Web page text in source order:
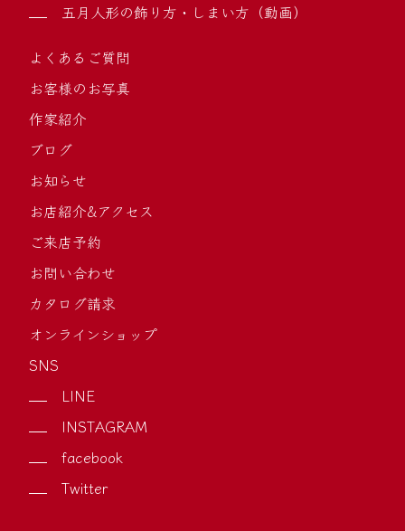
五月人形の飾り方・しまい方（動画）
よくあるご質問
お客様のお写真
作家紹介
ブログ
お知らせ
お店紹介&アクセス
ご来店予約
お問い合わせ
カタログ請求
オンラインショップ
SNS
LINE
INSTAGRAM
facebook
Twitter